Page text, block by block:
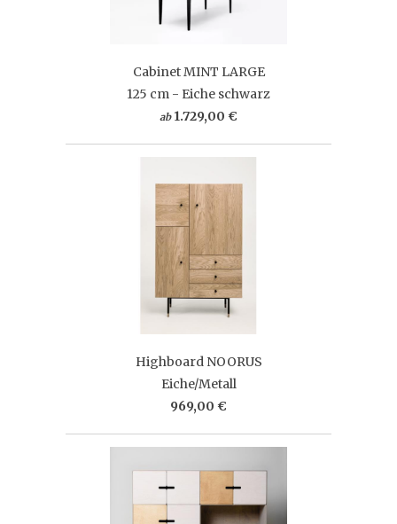
Cabinet MINT LARGE
125 cm - Eiche schwarz
ab 1.729,00 €
Highboard NOORUS
Eiche/Metall
969,00 €